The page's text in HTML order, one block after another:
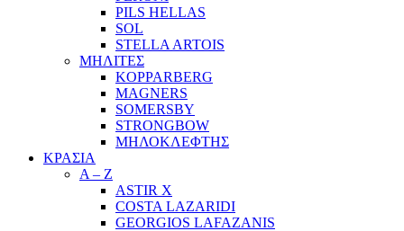
PILS HELLAS
SOL
STELLA ARTOIS
ΜΗΛΙΤΕΣ
KOPPARBERG
MAGNERS
SOMERSBY
STRONGBOW
ΜΗΛΟΚΛΕΦΤΗΣ
ΚΡΑΣΙΑ
A – Z
ASTIR X
COSTA LAZARIDI
GEORGIOS LAFAZANIS